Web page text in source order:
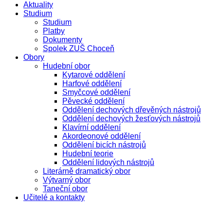
Aktuality
Studium
Studium
Platby
Dokumenty
Spolek ZUŠ Choceň
Obory
Hudební obor
Kytarové oddělení
Harfové oddělení
Smyčcové oddělení
Pěvecké oddělení
Oddělení dechových dřevěných nástrojů
Oddělení dechových žesťových nástrojů
Klavírní oddělení
Akordeonové oddělení
Oddělení bicích nástrojů
Hudební teorie
Oddělení lidových nástrojů
Literárně dramatický obor
Výtvarný obor
Taneční obor
Učitelé a kontakty